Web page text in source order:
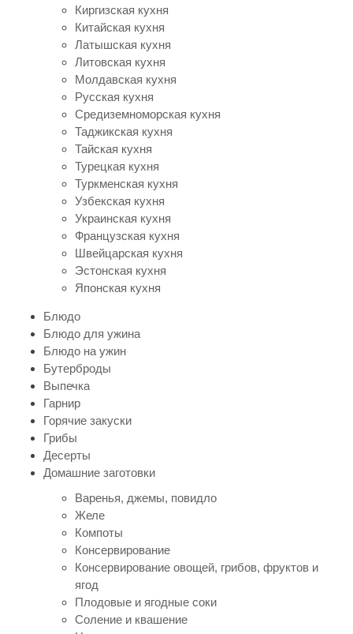
Киргизская кухня
Китайская кухня
Латышская кухня
Литовская кухня
Молдавская кухня
Русская кухня
Средиземноморская кухня
Таджикская кухня
Тайская кухня
Турецкая кухня
Туркменская кухня
Узбекская кухня
Украинская кухня
Французская кухня
Швейцарская кухня
Эстонская кухня
Японская кухня
Блюдо
Блюдо для ужина
Блюдо на ужин
Бутерброды
Выпечка
Гарнир
Горячие закуски
Грибы
Десерты
Домашние заготовки
Варенья, джемы, повидло
Желе
Компоты
Консервирование
Консервирование овощей, грибов, фруктов и
ягод
Плодовые и ягодные соки
Соление и квашение